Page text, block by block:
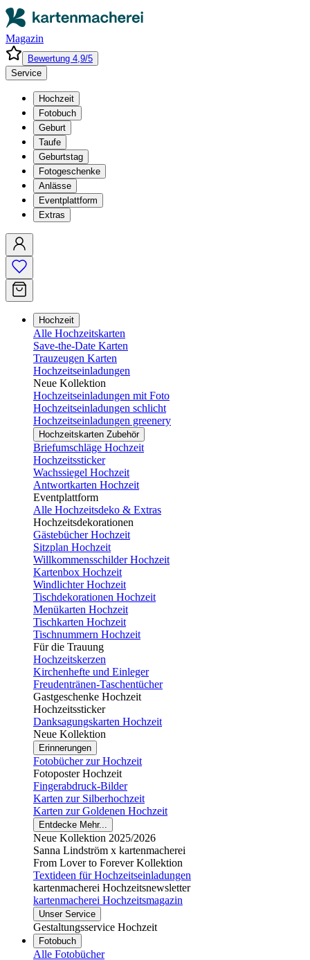
Magazin
Bewertung 4,9/5
Service
Hochzeit
Fotobuch
Geburt
Taufe
Geburtstag
Fotogeschenke
Anlässe
Eventplattform
Extras
Hochzeit
Alle Hochzeitskarten
Save-the-Date Karten
Trauzeugen Karten
Hochzeitseinladungen
Neue Kollektion
Hochzeitseinladungen mit Foto
Hochzeitseinladungen schlicht
Hochzeitseinladungen greenery
Hochzeitskarten Zubehör
Briefumschläge Hochzeit
Hochzeitssticker
Wachssiegel Hochzeit
Antwortkarten Hochzeit
Eventplattform
Alle Hochzeitsdeko & Extras
Hochzeitsdekorationen
Gästebücher Hochzeit
Sitzplan Hochzeit
Willkommensschilder Hochzeit
Kartenbox Hochzeit
Windlichter Hochzeit
Tischdekorationen Hochzeit
Menükarten Hochzeit
Tischkarten Hochzeit
Tischnummern Hochzeit
Für die Trauung
Hochzeitskerzen
Kirchenhefte und Einleger
Freudentränen-Taschentücher
Gastgeschenke Hochzeit
Hochzeitssticker
Danksagungskarten Hochzeit
Neue Kollektion
Erinnerungen
Fotobücher zur Hochzeit
Fotoposter Hochzeit
Fingerabdruck-Bilder
Karten zur Silberhochzeit
Karten zur Goldenen Hochzeit
Entdecke Mehr...
Neue Kollektion 2025/2026
Sanna Lindström x kartenmacherei
From Lover to Forever Kollektion
Textideen für Hochzeitseinladungen
kartenmacherei Hochzeitsnewsletter
kartenmacherei Hochzeitsmagazin
Unser Service
Gestaltungsservice Hochzeit
Fotobuch
Alle Fotobücher